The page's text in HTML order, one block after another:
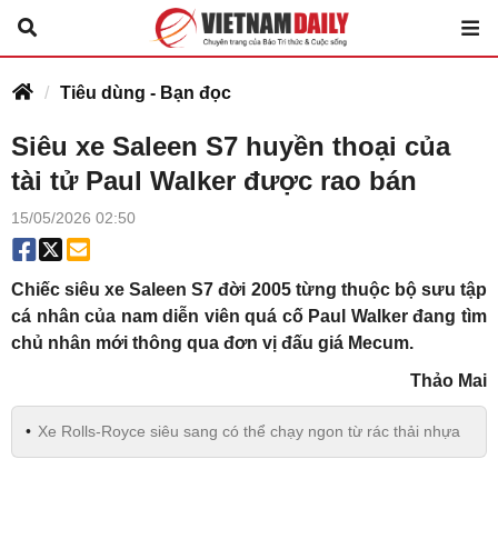
Tiêu dùng - Bạn đọc
Siêu xe Saleen S7 huyền thoại của
tài tử Paul Walker được rao bán
15/05/2026 02:50
Chiếc siêu xe Saleen S7 đời 2005 từng thuộc bộ sưu tập
cá nhân của nam diễn viên quá cố Paul Walker đang tìm
chủ nhân mới thông qua đơn vị đấu giá Mecum.
Thảo Mai
Xe Rolls-Royce siêu sang có thể chạy ngon từ rác thải nhựa